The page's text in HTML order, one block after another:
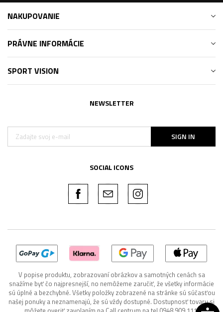
NAKUPOVANIE
PRÁVNE INFORMÁCIE
SPORT VISION
NEWSLETTER
SIGN IN
SOCIAL ICONS
V popise produktu, zobrazovaní obrázkov a samotných cenách sa
snažíme byť čo najpresnejší, no nemôžeme zaručiť, že všetky informácie
sú úplné a bezchybné. Všetky položky zobrazené na stránke sú súčasťou
našej ponuky a neznamenajú, že sú vždy dostupné. Dostupnosť tovaru si